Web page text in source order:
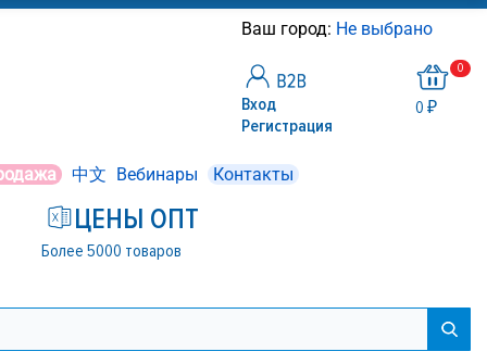
Ваш город: Не выбрано
Вход
Регистрация
0
0 ₽
中文 Вебинары Контакты
ЦЕНЫ ОПТ
Более 5000 товаров